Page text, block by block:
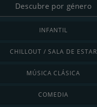
Descubre por género
INFANTIL
CHILLOUT / SALA DE ESTAR
MÚSICA CLÁSICA
COMEDIA